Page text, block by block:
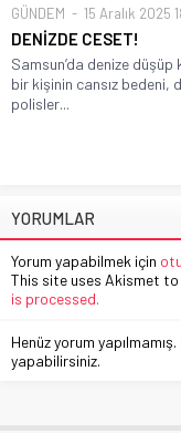
GÜNDEM 15 Aralık 2025
DENİZDE CESET!
Samsun’da denize düşüp
bir kişinin cansız bedeni,
polisler...
YORUMLAR
Yorum yapabilmek için
This site uses Akismet to
is processed.
Henüz yorum
yapabilirsiniz.